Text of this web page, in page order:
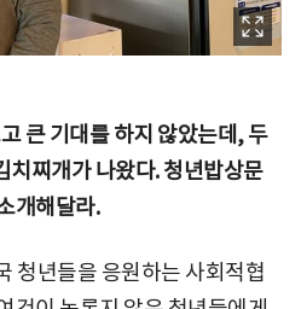
큰 기대를 하지 않았는데, 두
치찌개가 나왔다. 청년밥상문
개해달라.
청년들을 응원하는 사회적협